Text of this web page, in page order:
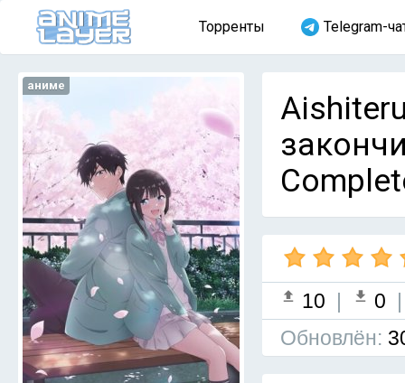
Торренты Telegram-
аниме
10 | 0
Обновлён: